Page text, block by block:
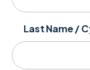
Last Name /